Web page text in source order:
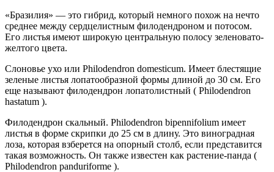
«Бразилия» — это гибрид, который немного похож на нечто
среднее между сердцелистным филодендроном и потосом.
Его листья имеют широкую центральную полосу зеленовато-
желтого цвета.
Слоновье ухо или Philodendron domesticum. Имеет блестящие
зеленые листья лопатообразной формы длиной до 30 см. Его
еще называют филодендрон лопатолистный ( Philodendron
hastatum ).
Филодендрон скальный. Philodendron bipennifolium имеет
листья в форме скрипки до 25 см в длину. Это виноградная
лоза, которая взберется на опорный столб, если представится
такая возможность. Он также известен как растение-панда (
Philodendron panduriforme ).